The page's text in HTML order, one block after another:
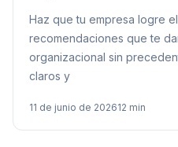
Haz que tu empresa logre
recomendaciones que te
organizacional sin
claros y
11 de junio de 202612 min